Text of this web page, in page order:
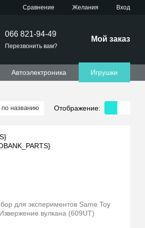
Сравнение Желания Вход
066 821-94-49
Перезвонить вам?
Мой заказ
Автоэлектроника Игрушки
по названию Отображение: